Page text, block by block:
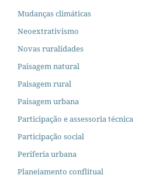
Mudanças climáticas
Neoextrativismo
Novas ruralidades
Paisagem natural
Paisagem rural
Paisagem urbana
Participação e assessoria técnica
Participação social
Periferia urbana
Planejamento conflitual